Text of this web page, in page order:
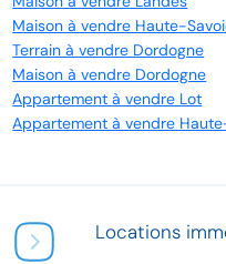
Maison à vendre Haute-
Terrain à vendre Dordogne
Maison à vendre Dordogne
Appartement à vendre Lot
Appartement à vendre
Locations